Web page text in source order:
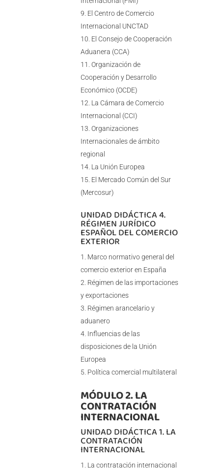
El Centro de Comercio
Internacional UNCTAD
El Consejo de Cooperación
Aduanera (CCA)
Organización de
Cooperación y Desarrollo
Económico (OCDE)
La Cámara de Comercio
Internacional (CCI)
Organizaciones
Internacionales de ámbito
regional
La Unión Europea
El Mercado Común del Sur
(Mercosur)
UNIDAD DIDÁCTICA 4.
RÉGIMEN JURÍDICO
ESPAÑOL DEL COMERCIO
EXTERIOR
Marco normativo general del
comercio exterior en España
Régimen de las importaciones
y exportaciones
Régimen arancelario y
aduanero
Influencias de las
disposiciones de la Unión
Europea
Política comercial multilateral
MÓDULO 2. LA
CONTRATACIÓN
INTERNACIONAL
UNIDAD DIDÁCTICA 1. LA
CONTRATACIÓN
INTERNACIONAL
La contratación internacional